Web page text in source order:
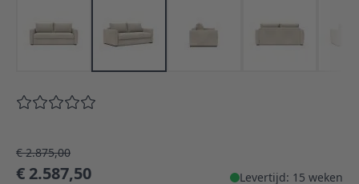
€ 2.875,00
€ 2.587,50 Levertijd: 15 weken